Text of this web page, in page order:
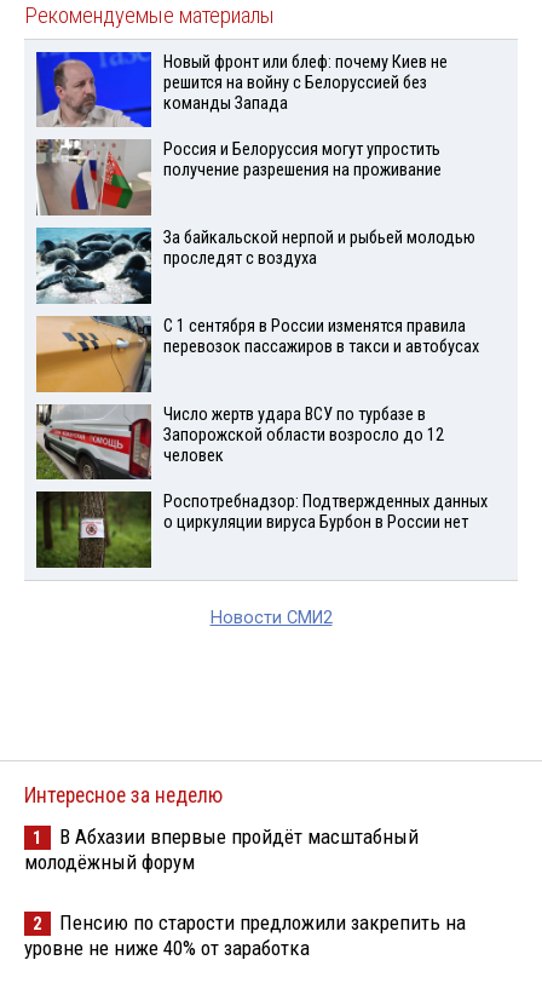
Рекомендуемые материалы
Новый фронт или блеф: почему Киев не
решится на войну с Белоруссией без
команды Запада
Россия и Белоруссия могут упростить
получение разрешения на проживание
За байкальской нерпой и рыбьей молодью
проследят с воздуха
С 1 сентября в России изменятся правила
перевозок пассажиров в такси и автобусах
Число жертв удара ВСУ по турбазе в
Запорожской области возросло до 12
человек
Роспотребнадзор: Подтвержденных данных
о циркуляции вируса Бурбон в России нет
Новости СМИ2
Интересное за неделю
1
В Абхазии впервые пройдёт масштабный
молодёжный форум
2
Пенсию по старости предложили закрепить на
уровне не ниже 40% от заработка